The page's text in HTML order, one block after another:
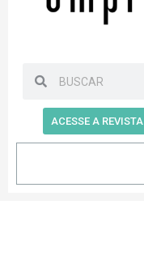
ACESSE A REVISTA